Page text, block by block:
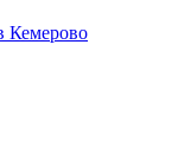
Кемерово